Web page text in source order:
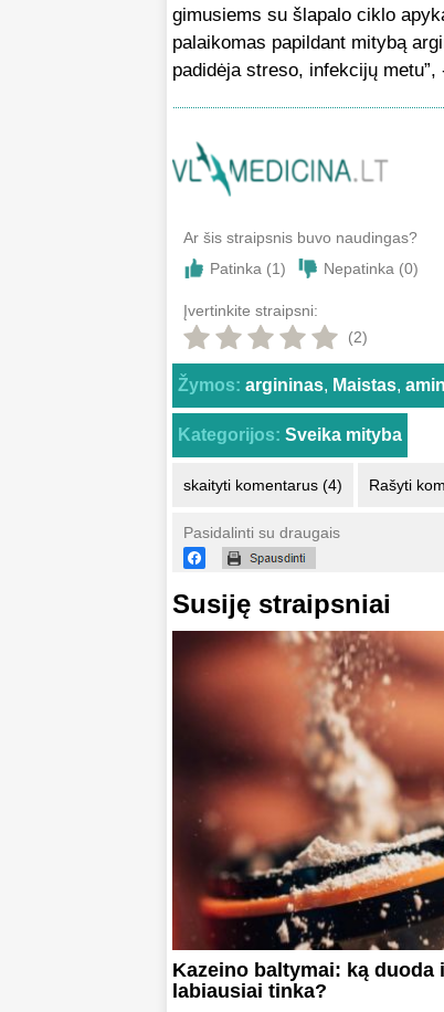
gimusiems su šlapalo ciklo
palaikomas papildant mitybą
padidėja streso, infekcijų
Ar šis straipsnis buvo naudingas?
Patinka (1) Nepatinka (0)
Įvertinkite straipsni:
(2)
Žymos: argininas, Maistas,
Kategorijos: Sveika mityba
skaityti komentarus (4) Rašyti
Pasidalinti su draugais
Susiję straipsniai
Kazeino baltymai: ką duoda
labiausiai tinka?